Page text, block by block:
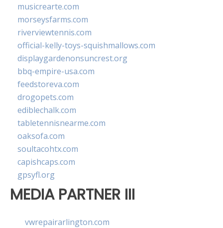
musicrearte.com
morseysfarms.com
riverviewtennis.com
official-kelly-toys-squishmallows.com
displaygardenonsuncrest.org
bbq-empire-usa.com
feedstoreva.com
drogopets.com
ediblechalk.com
tabletennisnearme.com
oaksofa.com
soultacohtx.com
capishcaps.com
gpsyfl.org
MEDIA PARTNER III
vwrepairarlington.com